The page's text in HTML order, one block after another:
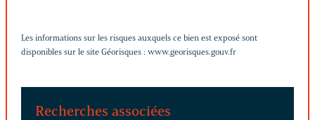
Les informations sur les risques auxquels ce bien est exposé sont
disponibles sur le site Géorisques : www.georisques.gouv.fr
Recherches associées